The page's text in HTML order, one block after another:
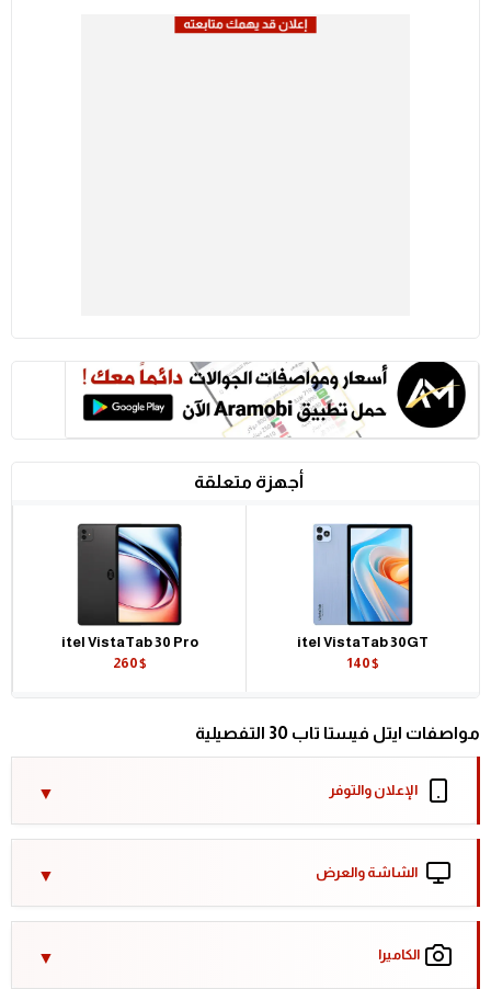
أجهزة متعلقة
itel VistaTab 30GT
140$
itel VistaTab 30 Pro
260$
مواصفات ايتل فيستا تاب 30 التفصيلية
الإعلان والتوفر
الشاشة والعرض
الكاميرا